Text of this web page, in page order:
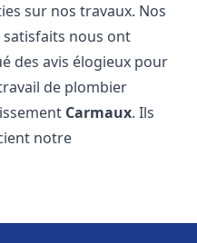
sur nos travaux. Nos
satisfaits nous ont
des avis élogieux pour
de plombier
Carmaux. Ils
notre